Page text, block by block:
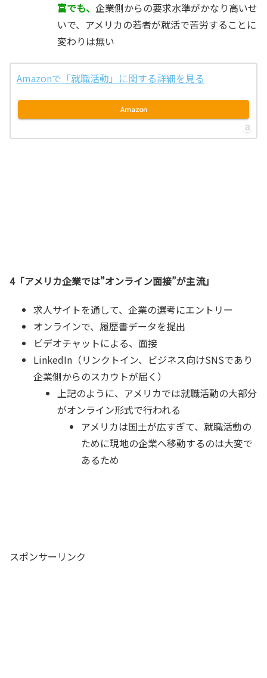
富でも、 企業側からの要求水準がかなり高いせ
いで、アメリカの若者が就活で苦労することに
変わりは無い
Amazonで「就職活動」に関する詳細を見る
Amazon
4「アメリカ企業では”オンライン面接”が主流」
求人サイトを通して、企業の選考にエントリー
オンラインで、履歴書データを提出
ビデオチャットによる、面接
LinkedIn（リンクトイン、ビジネス向けSNSであり
企業側からのスカウトが届く）
上記のように、 アメリカでは就職活動の大部分
がオンライン形式で行われる
アメリカは国土が広すぎて、就職活動の
ために現地の企業へ移動するのは大変で
あるため
スポンサーリンク